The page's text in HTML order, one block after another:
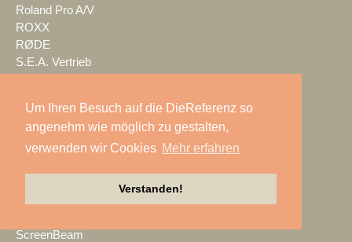
Um Ihren Besuch auf die DieReferenz so
angenehm wie möglich zu gestalten,
verwenden wir Cookies Mehr erfahren
Verstanden!
Roland Pro A/V
ROXX
RØDE
S.E.A. Vertrieb
satis&fy
SCHACHZUG
Schallwerk Audiotechnik
Schnick-Schnack-Systems
ScreenBeam